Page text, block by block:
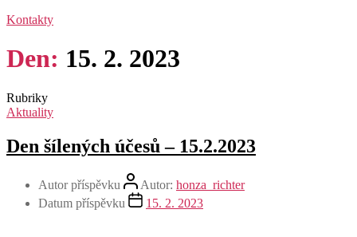
Kontakty
Den: 15. 2. 2023
Rubriky
Aktuality
Den šílených účesů – 15.2.2023
Autor příspěvku Autor: honza_richter
Datum příspěvku
15. 2. 2023